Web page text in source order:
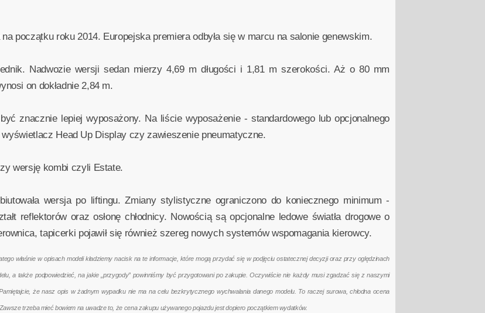
początku roku 2014. Europejska premiera odbyła się w marcu na salonie genewskim.
Nadwozie wersji sedan mierzy 4,69 m długości i 1,81 m szerokości. Aż o 80 mm
on dokładnie 2,84 m.
znacznie lepiej wyposażony. Na liście wyposażenie - standardowego lub opcjonalnego
Head Up Display czy zawieszenie pneumatyczne.
wersję kombi czyli Estate.
wersja po liftingu. Zmiany stylistyczne ograniczono do koniecznego minimum -
reflektorów oraz osłonę chłodnicy. Nowością są opcjonalne ledowe światła drogowe o
tapicerki pojawił się również szereg nowych systemów wspomagania kierowcy.
właśnie w opisach modeli kładziemy nacisk na te informacje, które mogą przydać się w podjęciu ostatecznej decyzji oraz przy oględzinach
a także podpowiedzieć, na jakie „przygody” powinniśmy być przygotowani po zakupie. Oczywiście nie każdy musi zgadzać się z naszymi
że nasz opis w żadnym wypadku nie ma na celu bezkrytycznego wychwalania danego modelu. To raczej surowa, chłodna ocena
trzeba mieć bowiem na uwadze to, że cena zakupu używanego pojazdu jest dopiero początkiem wydatków.